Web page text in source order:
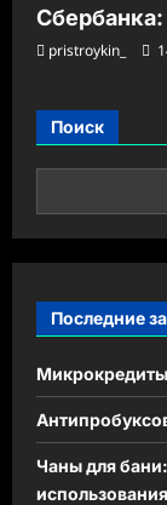
pristroykin_
Поиск
Последние
Чаны для
использования